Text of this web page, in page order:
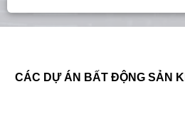
CÁC DỰ ÁN BẤT ĐỘNG SẢN